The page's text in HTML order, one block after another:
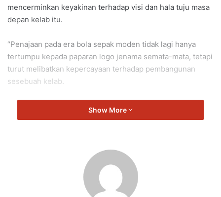
mencerminkan keyakinan terhadap visi dan hala tuju masa
depan kelab itu.
“Penajaan pada era bola sepak moden tidak lagi hanya
tertumpu kepada paparan logo jenama semata-mata, tetapi
turut melibatkan kepercayaan terhadap pembangunan
sesebuah kelab.
“Bagi kami di NSFC, penajaan bukan sekadar soal logo atau
jenama di papan LED, tetapi soal kepercayaan terhadap
Beliau berkata demikian ketika berucap pada majlis
menandatangani kerjasama strategik antara NSFC dan
Show More